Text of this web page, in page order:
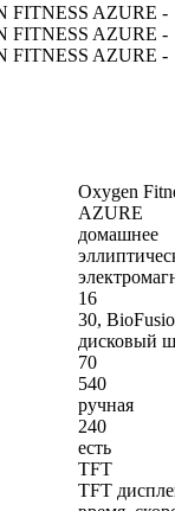
Oxygen
AZURE
домашнее
16
30,
дисковый
70
540
ручная
240
есть
TFT
TFT